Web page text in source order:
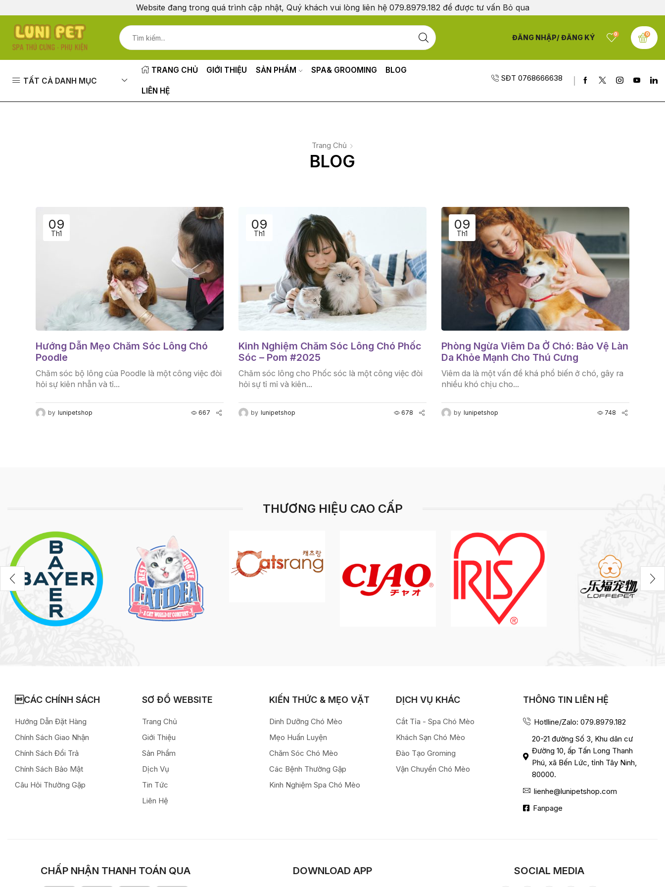
Website đang trong quá trình cập nhật, Quý khách vui lòng liên hệ 079.8979.182 để được tư vấn Bỏ qua
ĐĂNG NHẬP/ ĐĂNG KÝ 0 0
TẤT CẢ DANH MỤC
TRANG CHỦ GIỚI THIỆU SẢN PHẨM SPA& GROOMING BLOG
LIÊN HỆ
SĐT 0768666638
Trang Chủ
BLOG
09
Th1
Hướng Dẫn Mẹo Chăm Sóc Lông Chó
Poodle
Chăm sóc bộ lông của Poodle là một công việc đòi
hỏi sự kiên nhẫn và tỉ...
by lunipetshop 667
09
Th1
Kinh Nghiệm Chăm Sóc Lông Chó Phốc
Sóc – Pom #2025
Chăm sóc lông cho Phốc sóc là một công việc đòi
hỏi sự tỉ mỉ và kiên...
by lunipetshop 678
09
Th1
Phòng Ngừa Viêm Da Ở Chó: Bảo Vệ Làn
Da Khỏe Mạnh Cho Thú Cưng
Viêm da là một vấn đề khá phổ biến ở chó, gây ra
nhiều khó chịu cho...
by lunipetshop 748
THƯƠNG HIỆU CAO CẤP
CÁC CHÍNH SÁCH
Hướng Dẫn Đặt Hàng
Chính Sách Giao Nhận
Chính Sách Đổi Trả
Chính Sách Bảo Mật
Câu Hỏi Thường Gặp
SƠ ĐỒ WEBSITE
Trang Chủ
Giới Thiệu
Sản Phẩm
Dịch Vụ
Tin Tức
Liên Hệ
KIẾN THỨC & MẸO VẶT
Dinh Dưỡng Chó Mèo
Mẹo Huấn Luyện
Chăm Sóc Chó Mèo
Các Bệnh Thường Gặp
Kinh Nghiệm Spa Chó Mèo
DỊCH VỤ KHÁC
Cắt Tỉa - Spa Chó Mèo
Khách Sạn Chó Mèo
Đào Tạo Groming
Vận Chuyển Chó Mèo
THÔNG TIN LIÊN HỆ
Hotlline/Zalo: 079.8979.182
20-21 đường Số 3, Khu dân cư
Đường 10, ấp Tấn Long Thanh
Phú, xã Bến Lức, tỉnh Tây Ninh,
80000.
lienhe@lunipetshop.com
Fanpage
CHẤP NHẬN THANH TOÁN QUA DOWNLOAD APP SOCIAL MEDIA